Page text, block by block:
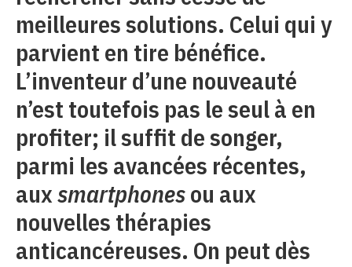
meilleures solutions. Celui qui y
parvient en tire bénéfice.
L’inventeur d’une nouveauté
n’est toutefois pas le seul à en
profiter; il suffit de songer,
parmi les avancées récentes,
auxsmartphonesou aux
nouvelles thérapies
anticancéreuses. On peut dès